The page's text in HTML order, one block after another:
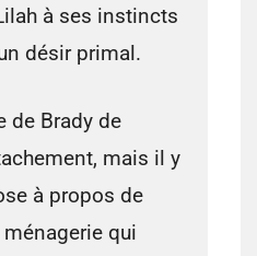
à ses instincts
désir primal.
de Brady de
mais il y
à propos de
qui